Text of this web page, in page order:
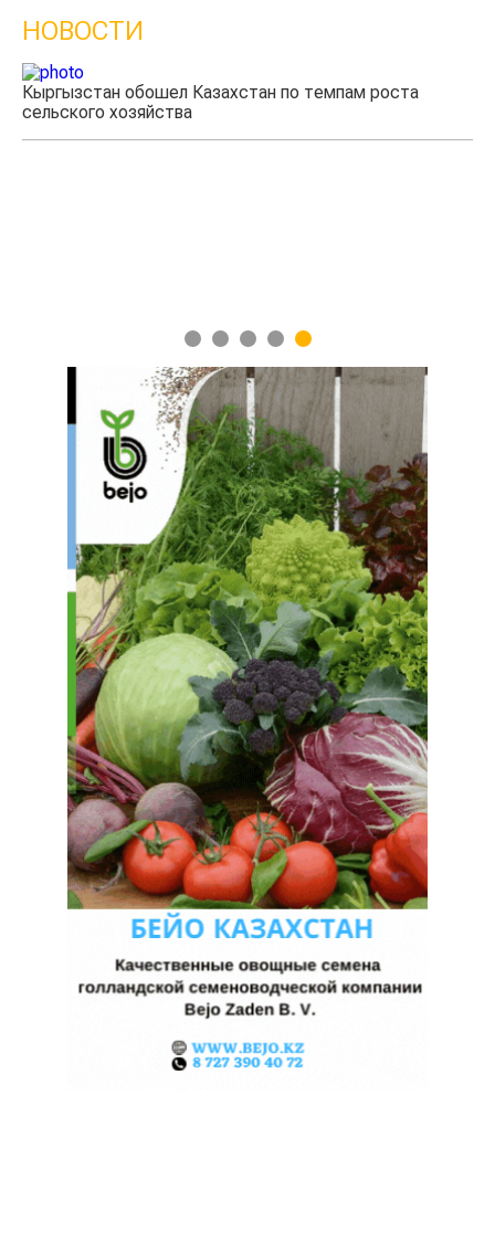
НОВОСТИ
Кыргызстан обошел Казахстан по темпам роста
сельского хозяйства
1 2 3 4 5